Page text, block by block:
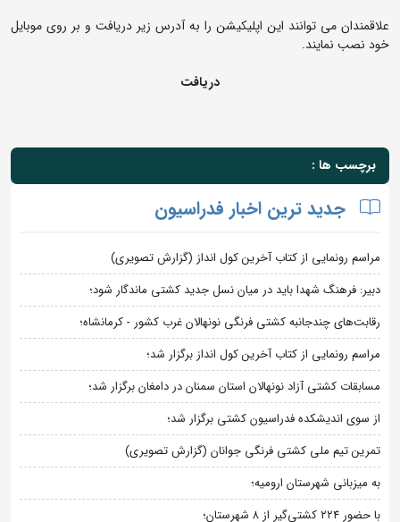
علاقمندان می توانند این اپلیکیشن را به آدرس زیر دریافت و بر روی موبایل
خود نصب نمایند.
دریافت
برچسب ها :
جدید ترین اخبار فدراسیون
مراسم رونمایی از کتاب آخرین کول انداز (گزارش تصویری)
دبیر: فرهنگ شهدا باید در میان نسل جدید کشتی ماندگار شود؛
رقابت‌های چندجانبه کشتی فرنگی نونهالان غرب کشور - کرمانشاه؛
مراسم رونمایی از کتاب آخرین کول انداز برگزار شد؛
مسابقات کشتی آزاد نونهالان استان سمنان در دامغان برگزار شد؛
از سوی اندیشکده فدراسیون کشتی برگزار شد؛
تمرین تیم ملی کشتی فرنگی جوانان (گزارش تصویری)
به میزبانی شهرستان ارومیه؛
با حضور ۲۲۴ کشتی‌گیر از ۸ شهرستان؛